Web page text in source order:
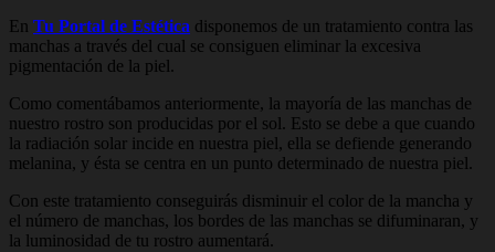
En Tu Portal de Estética disponemos de un tratamiento contra las
manchas a través del cual se consiguen eliminar la excesiva
pigmentación de la piel.
Como comentábamos anteriormente, la mayoría de las manchas de
nuestro rostro son producidas por el sol. Esto se debe a que cuando
la radiación solar incide en nuestra piel, ella se defiende generando
melanina, y ésta se centra en un punto determinado de nuestra piel.
Con este tratamiento conseguirás disminuir el color de la mancha y
el número de manchas, los bordes de las manchas se difuminaran, y
la luminosidad de tu rostro aumentará.